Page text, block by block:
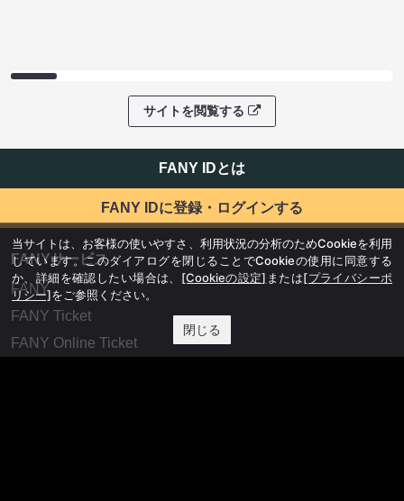
サイトを閲覧する
FANY IDとは
FANY IDに登録・ログインする
FANYサービス
FANY
FANY Ticket
FANY Online Ticket
当サイトは、お客様の使いやすさ、利用状況の分析のためCookieを利用
しています。このダイアログを閉じることでCookieの使用に同意する
か、詳細を確認したい場合は、 [Cookieの設定] または[プライバシーポ
リシー]をご参照ください。
閉じる